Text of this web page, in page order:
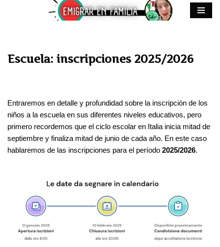
Escuela: inscripciones 2025/2026
Entraremos en detalle y profundidad sobre la inscripción de los
niños a la escuela en sus diferentes niveles educativos, pero
primero recordemos que el ciclo escolar en Italia inicia mitad de
septiembre y finaliza mitad de junio de cada año. En este caso
hablaremos de las inscripciones para el período 2025/2026.